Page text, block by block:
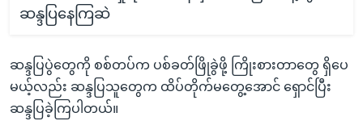
ဆန္ဒပြနေကြဆဲ
ဆန္ဒပြပွဲတွေကို စစ်တပ်က ပစ်ခတ်ဖြိုခွဲဖို့ ကြိုးစားတာတွေ ရှိပေ
မယ့်လည်း ဆန္ဒပြသူတွေက ထိပ်တိုက်မတွေ့အောင် ရှောင်ပြီး
ဆန္ဒပြခဲ့ကြပါတယ်။